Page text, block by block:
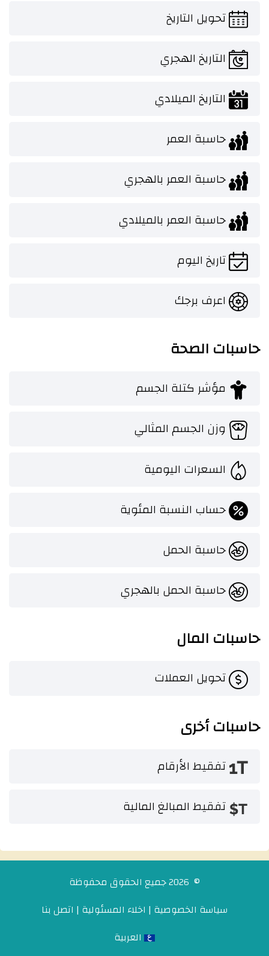
تحويل التاريخ
التاريخ الهجري
التاريخ الميلادي
حاسبة العمر
حاسبة العمر بالهجري
حاسبة العمر بالميلادي
تاريخ اليوم
اعرف برجك
حاسبات الصحة
مؤشر كتلة الجسم
وزن الجسم المثالي
السعرات اليومية
حساب النسبة المئوية
حاسبة الحمل
حاسبة الحمل بالهجري
حاسبات المال
تحويل العملات
حاسبات أخرى
تفقيط الأرقام
تفقيط المبالغ المالية
© 2026 جميع الحقوق محفوظة
سياسة الخصوصية | اخلاء المسئولية | اتصل بنا
العربية